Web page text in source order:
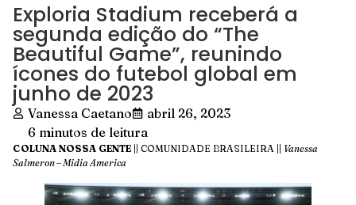
Exploria Stadium receberá a
segunda edição do “The
Beautiful Game”, reunindo
ícones do futebol global em
junho de 2023
Vanessa Caetano
abril 26, 2023
6 minutos de leitura
COLUNA NOSSA GENTE|| COMUNIDADE BRASILEIRA || Vanessa
Salmeron – Midia America